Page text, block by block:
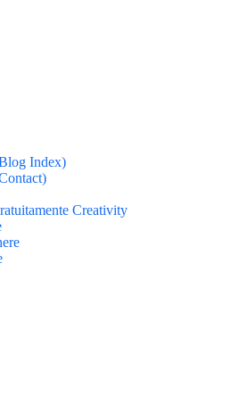
Index)
Creativity